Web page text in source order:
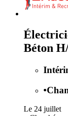
Béton
•
Le 24 juillet